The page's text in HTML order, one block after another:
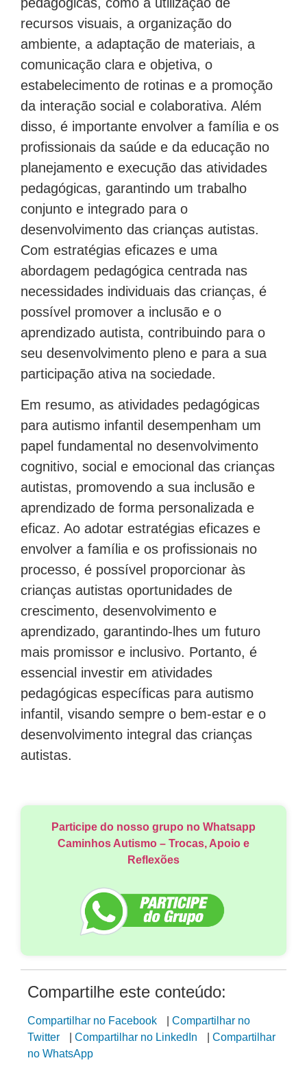
recursos visuais, a organização do
ambiente, a adaptação de materiais, a
comunicação clara e objetiva, o
estabelecimento de rotinas e a promoção
da interação social e colaborativa. Além
disso, é importante envolver a família e os
profissionais da saúde e da educação no
planejamento e execução das atividades
pedagógicas, garantindo um trabalho
conjunto e integrado para o
desenvolvimento das crianças autistas.
Com estratégias eficazes e uma
abordagem pedagógica centrada nas
necessidades individuais das crianças, é
possível promover a inclusão e o
aprendizado autista, contribuindo para o
seu desenvolvimento pleno e para a sua
participação ativa na sociedade.
Em resumo, as atividades pedagógicas
para autismo infantil desempenham um
papel fundamental no desenvolvimento
cognitivo, social e emocional das crianças
autistas, promovendo a sua inclusão e
aprendizado de forma personalizada e
eficaz. Ao adotar estratégias eficazes e
envolver a família e os profissionais no
processo, é possível proporcionar às
crianças autistas oportunidades de
crescimento, desenvolvimento e
aprendizado, garantindo-lhes um futuro
mais promissor e inclusivo. Portanto, é
essencial investir em atividades
pedagógicas específicas para autismo
infantil, visando sempre o bem-estar e o
desenvolvimento integral das crianças
autistas.
Participe do nosso grupo no Whatsapp
Caminhos Autismo – Trocas, Apoio e
Reflexões
Compartilhe este conteúdo:
Compartilhar no Facebook
Compartilhar no
Twitter
Compartilhar no LinkedIn
Compartilhar
no WhatsApp